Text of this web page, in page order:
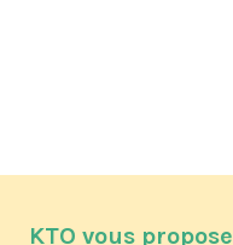
KTO vous propose